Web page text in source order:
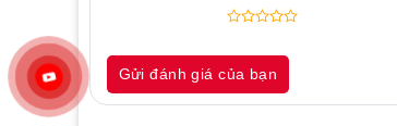
out
of
based
Gửi đánh giá của bạn